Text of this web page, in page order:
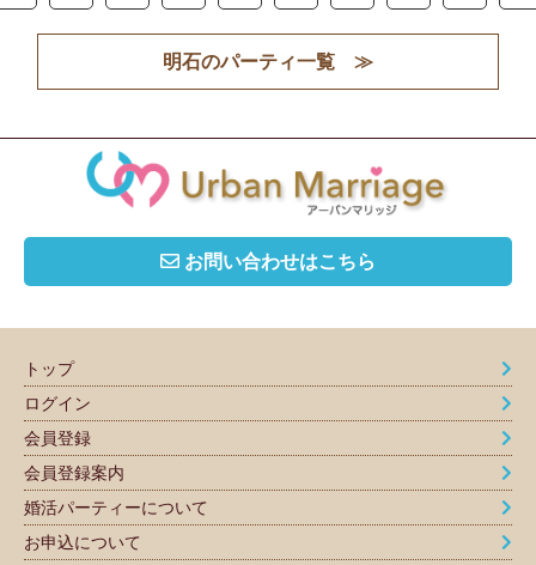
明石のパーティ一覧 ≫
お問い合わせはこちら
トップ
ログイン
会員登録
会員登録案内
婚活パーティーについて
お申込について